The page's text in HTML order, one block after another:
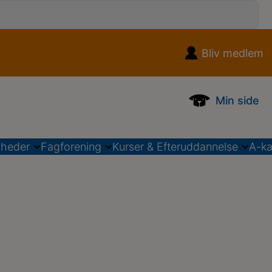
Bliv medlem
Min side
Fagforening Kurser & Efteruddannelse A-